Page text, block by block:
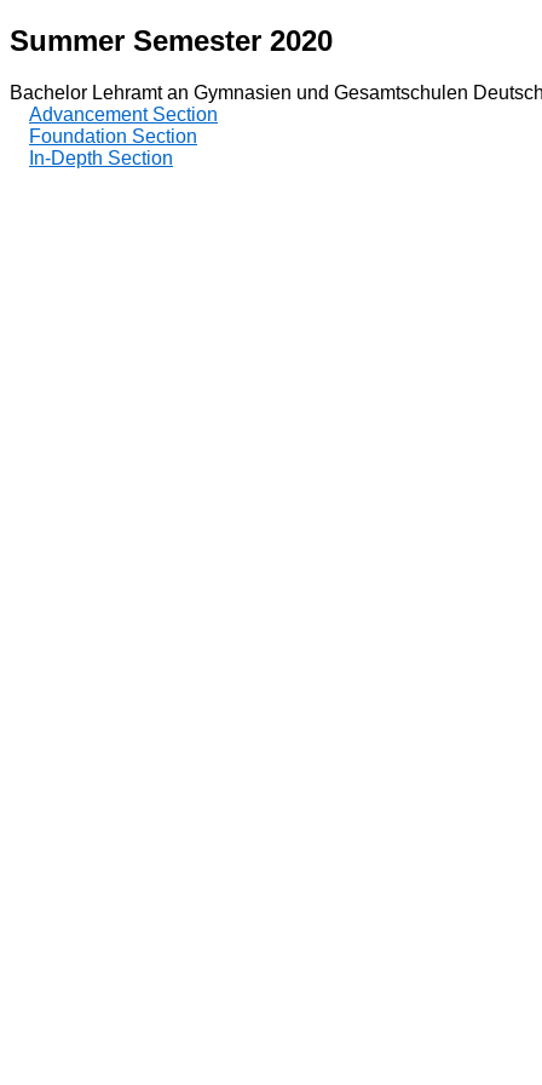
Summer Semester 2020
Bachelor Lehramt an Gymnasien und Gesamtschulen
Advancement Section
Foundation Section
In-Depth Section